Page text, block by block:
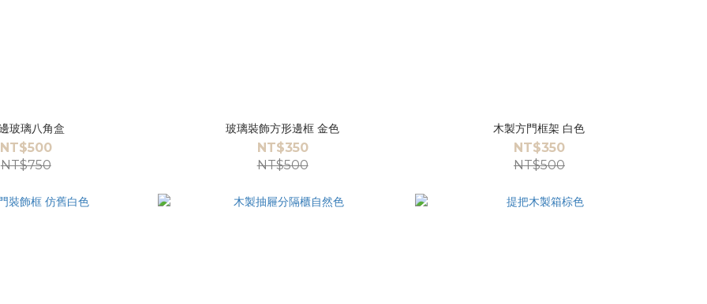
玻璃八角盒
NT$500
NT$750
玻璃裝飾方形邊框 金色
NT$350
NT$500
木製方門框架 白色
NT$350
NT$500